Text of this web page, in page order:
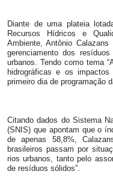
Diante de uma plateia
Recursos Hídricos e
Ambiente, Antônio
gerenciamento dos
urbanos. Tendo como tema
hidrográficas e os
primeiro dia de programação
Citando dados do Sistema
(SNIS) que apontam que o
de apenas 58,8%,
brasileiros passam por
rios urbanos, tanto pelo
de resíduos sólidos”.